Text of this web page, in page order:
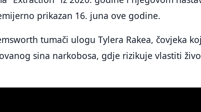
prikazan 16. juna ove godine.
tumači ulogu Tylera Rakea, čovjeka
sina narkobosa, gdje rizikuje vlastiti